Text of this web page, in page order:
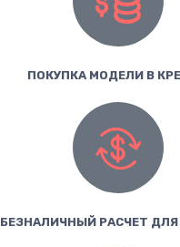
ПОКУПКА МОДЕЛИ В
БЕЗНАЛИЧНЫЙ РАСЧЕТ